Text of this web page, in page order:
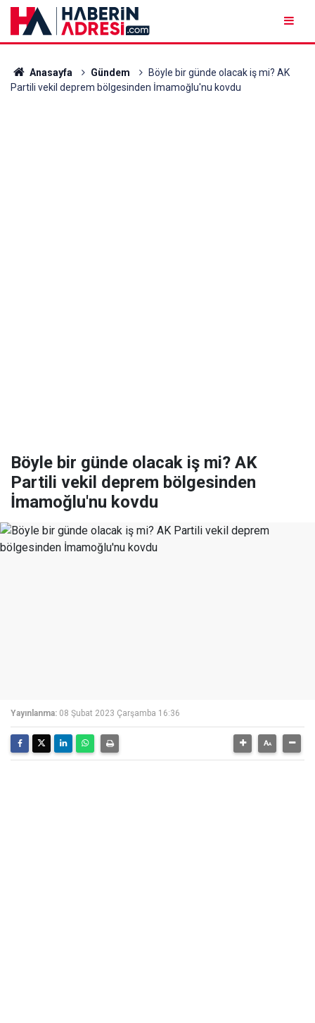
Anasayfa Gündem
Böyle bir günde olacak iş mi? AK
Partili vekil deprem bölgesinden İmamoğlu'nu kovdu
Böyle bir günde olacak iş mi? AK
Partili vekil deprem bölgesinden
İmamoğlu'nu kovdu
Yayınlanma: 08 Şubat 2023 Çarşamba 16:36